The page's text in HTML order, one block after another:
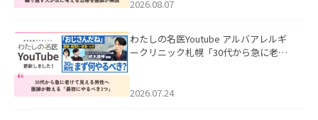
ました。
2026.08.07
わたしの名医Youtube アルバアレルギ
ークリニック札幌「30代から急に老け
た。
2026.07.24